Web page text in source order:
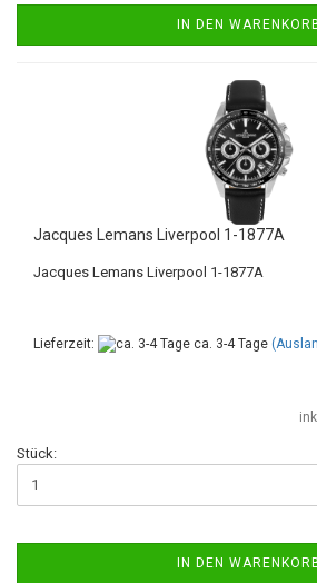
IN DEN
Jacques Lemans Liverpool 1-1877A
Jacques Lemans Liverpool 1-1877A
Lieferzeit: ca. 3-4 Tage
Stück:
IN DEN